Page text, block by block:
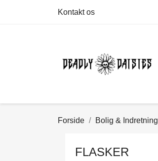
Kontakt os
Forside Bolig & Indretning
FLASKER